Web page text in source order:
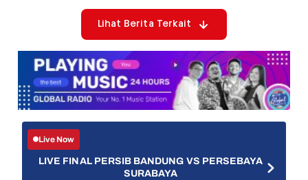
Lihat Berita Terkait
Live Now
LIVE FINAL PERSIB BANDUNG VS PERSEBAYA
SURABAYA